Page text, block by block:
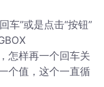
车”或是点击“按钮”
怎样再一个回车关
个值，这个一直循